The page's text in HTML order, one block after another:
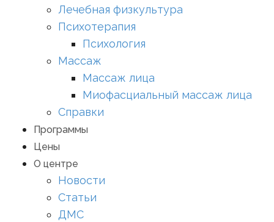
Лечебная физкультура
Психотерапия
Психология
Массаж
Массаж лица
Миофасциальный массаж лица
Справки
Программы
Цены
О центре
Новости
Статьи
ДМС